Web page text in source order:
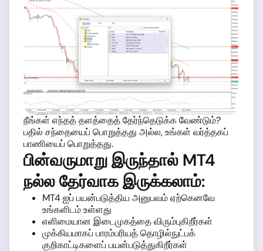
நீங்கள் எந்தத் தளத்தைத் தேர்ந்தெடுக்க வேண்டும்?
பதில் சந்தையைப் பொறுத்தது அல்ல, உங்கள் வர்த்தகப்
பாணியைப் பொறுத்தது.
பின்வருமாறு இருந்தால் MT4
நல்ல தேர்வாக இருக்கலாம்:
MT4 ஐப் பயன்படுத்திய அனுபவம் ஏற்கெனவே
உங்களிடம் உள்ளது
எளிமையான இடைமுகத்தை விரும்புகிறீர்கள்
முக்கியமாகப் பாரம்பரியத் தொழில்நுட்பக்
குறிகாட்டிகளைப் பயன்படுத்துகிறீர்கள்